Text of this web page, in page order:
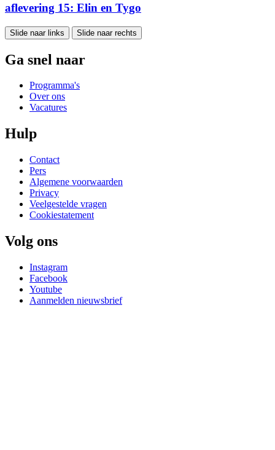
aflevering 15: Elin en Tygo
Slide naar links Slide naar rechts
Ga snel naar
Programma's
Over ons
Vacatures
Hulp
Contact
Pers
Algemene voorwaarden
Privacy
Veelgestelde vragen
Cookiestatement
Volg ons
Instagram
Facebook
Youtube
Aanmelden nieuwsbrief